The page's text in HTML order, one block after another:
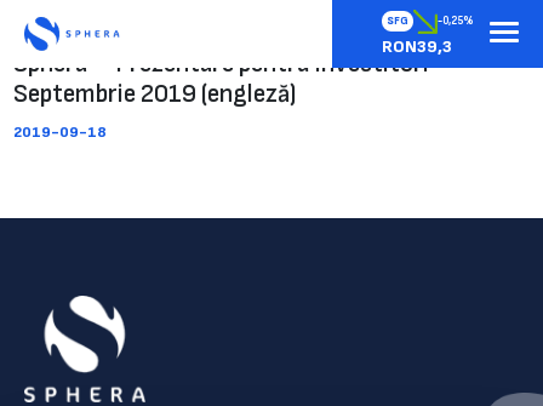
SFG -0,25%
RON39,3
Sphera – Prezentare pentru investitori –
Septembrie 2019 (engleză)
2019-09-18